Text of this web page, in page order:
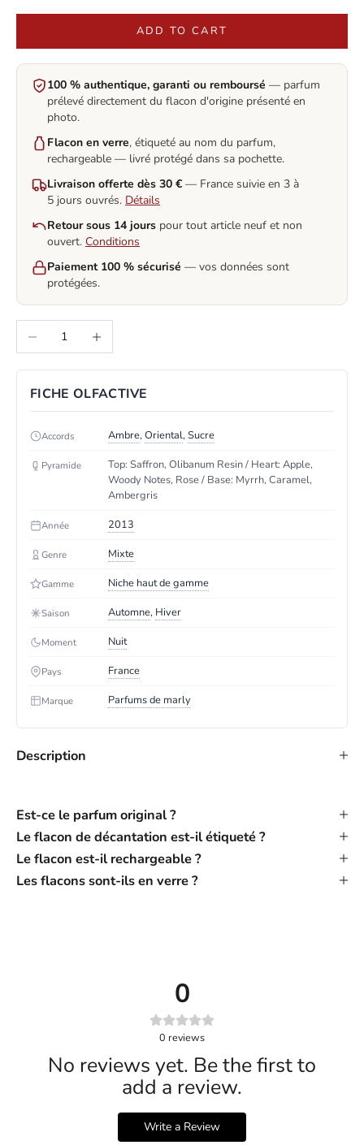
ADD TO CART
100 % authentique, garanti ou remboursé — parfum
prélevé directement du flacon d'origine présenté en
photo.
Flacon en verre, étiqueté au nom du parfum,
rechargeable — livré protégé dans sa pochette.
Livraison offerte dès 30 € — France suivie en 3 à
5 jours ouvrés. Détails
Retour sous 14 jours pour tout article neuf et non
ouvert. Conditions
Paiement 100 % sécurisé — vos données sont
protégées.
Decrease quantityIncrease quantity
FICHE OLFACTIVE
Accords Ambre,Oriental,Sucre
Pyramide
Top: Saffron, Olibanum Resin / Heart: Apple,
Woody Notes, Rose / Base: Myrrh, Caramel,
Ambergris
Année 2013
Genre Mixte
Gamme Niche haut de gamme
Saison Automne, Hiver
Moment Nuit
Pays France
Marque Parfums de marly
Description
0
0 reviews
No reviews yet. Be the first to
add a review.
Write a Review
Est-ce le parfum original ?
Le flacon de décantation est-il étiqueté ?
Le flacon est-il rechargeable ?
Les flacons sont-ils en verre ?